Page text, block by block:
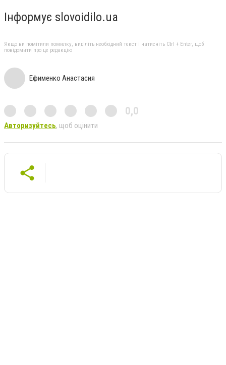
Інформує slovoidilo.ua
Якщо ви помітили помилку, виділіть необхідний текст і натисніть Ctrl + Enter, щоб
повідомити про це редакцію
Ефименко Анастасия
0,0
Авторизуйтесь, щоб оцінити